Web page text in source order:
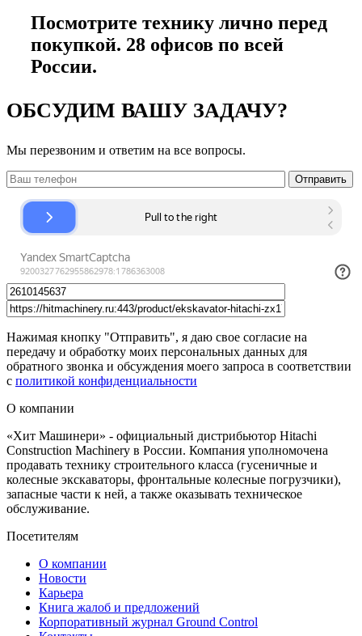
Посмотрите технику лично перед
покупкой. 28 офисов по всей
России.
ОБСУДИМ ВАШУ ЗАДАЧУ?
Мы перезвоним и ответим на все вопросы.
Нажимая кнопку "Отправить", я даю свое согласие на
передачу и обработку моих персональных данных для
обратного звонка и обсуждения моего запроса в соответствии
с политикой конфиденциальности
О компании
«Хит Машинери» - официальный дистрибьютор Hitachi
Construction Machinery в России. Компания уполномочена
продавать технику строительного класса (гусеничные и
колесные экскаваторы, фронтальные колесные погрузчики),
запасные части к ней, а также оказывать техническое
обслуживание.
Посетителям
О компании
Новости
Карьера
Книга жалоб и предложений
Корпоративный журнал Ground Control